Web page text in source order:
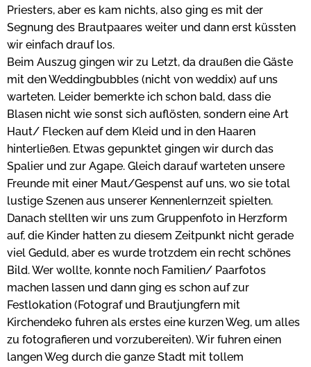
Priesters, aber es kam nichts, also ging es mit der
Segnung des Brautpaares weiter und dann erst küssten
wir einfach drauf los.
Beim Auszug gingen wir zu Letzt, da draußen die Gäste
mit den Weddingbubbles (nicht von weddix) auf uns
warteten. Leider bemerkte ich schon bald, dass die
Blasen nicht wie sonst sich auflösten, sondern eine Art
Haut/ Flecken auf dem Kleid und in den Haaren
hinterließen. Etwas gepunktet gingen wir durch das
Spalier und zur Agape. Gleich darauf warteten unsere
Freunde mit einer Maut/Gespenst auf uns, wo sie total
lustige Szenen aus unserer Kennenlernzeit spielten.
Danach stellten wir uns zum Gruppenfoto in Herzform
auf, die Kinder hatten zu diesem Zeitpunkt nicht gerade
viel Geduld, aber es wurde trotzdem ein recht schönes
Bild. Wer wollte, konnte noch Familien/ Paarfotos
machen lassen und dann ging es schon auf zur
Festlokation (Fotograf und Brautjungfern mit
Kirchendeko fuhren als erstes eine kurzen Weg, um alles
zu fotografieren und vorzubereiten). Wir fuhren einen
langen Weg durch die ganze Stadt mit tollem